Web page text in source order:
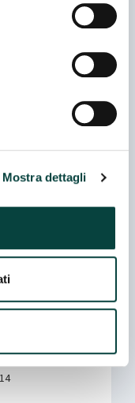
Mostra dettagli
- Tutte le posizioni
SRL